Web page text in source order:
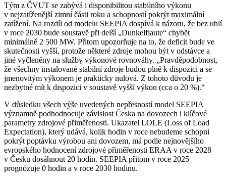
Tým z ČVUT se zabývá i disponibilitou stabilního výkonu
v nejzatíženější zimní části roku a schopností pokrýt maximální
zatížení. Na rozdíl od modelu SEEPIA dospívá k názoru, že bez uhlí
v roce 2030 bude soustavě při delší „Dunkelflaute“ chybět
minimálně 2 500 MW. Přitom upozorňuje na to, že deficit bude ve
skutečnosti vyšší, protože některé zdroje mohou být v odstávce a
jiné vyčleněny na služby výkonové rovnováhy. „Pravděpodobnost,
že všechny instalované stabilní zdroje budou plně k dispozici a se
jmenovitým výkonem je prakticky nulová. Z tohoto důvodu je
nezbytné mít k dispozici v soustavě vyšší výkon (cca o 20 %).“
V důsledku všech výše uvedených nepřesností model SEEPIA
významně podhodnocuje závislost Česka na dovozech i klíčové
parametry zdrojové přiměřenosti. Ukazatel LOLE (Loss of Load
Expectation), který udává, kolik hodin v roce nebudeme schopni
pokrýt poptávku výrobou ani dovozem, má podle nejnovějšího
evropského hodnocení zdrojové přiměřenosti ERAA v roce 2028
v Česku dosáhnout 20 hodin. SEEPIA přitom v roce 2025
prognózuje 0 hodin a v roce 2030 hodinu.